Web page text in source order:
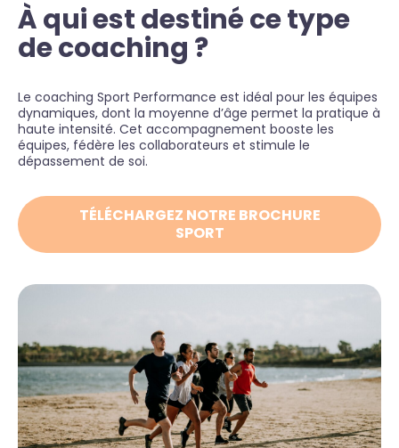
À qui est destiné ce type
de coaching ?
Le coaching Sport Performance est idéal pour les équipes
dynamiques, dont la moyenne d’âge permet la pratique à
haute intensité. Cet accompagnement booste les
équipes, fédère les collaborateurs et stimule le
dépassement de soi.
TÉLÉCHARGEZ NOTRE BROCHURE
SPORT